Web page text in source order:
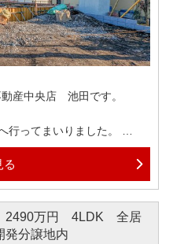
件がございましたら、ぜひ
。
で多くの方の住まいをサポ
のご相談についても、ぜひ
産中央店 池田です。
行ってまいりました。
です。宇都宮と鹿沼では気
なかったですが、大芦川か
ットが有るのでしょうね。
る
2490万円 4LDK 全居
発分譲地内